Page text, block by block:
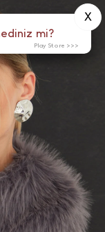
mi?
X
Play Store >>>